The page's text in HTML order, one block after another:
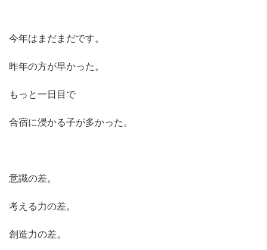
今年はまだまだです。
昨年の方が早かった。
もっと一日目で
合宿に浸かる子が多かった。
意識の差。
考える力の差。
創造力の差。